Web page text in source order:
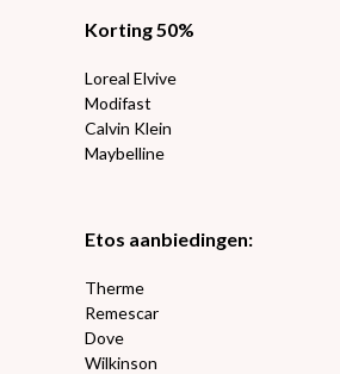
Korting 50%
Loreal Elvive
Modifast
Calvin Klein
Maybelline
Etos aanbiedingen:
Therme
Remescar
Dove
Wilkinson